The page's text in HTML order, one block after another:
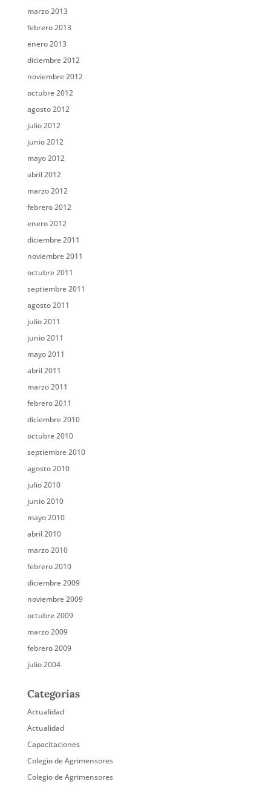
marzo 2013
febrero 2013
enero 2013
diciembre 2012
noviembre 2012
octubre 2012
agosto 2012
julio 2012
junio 2012
mayo 2012
abril 2012
marzo 2012
febrero 2012
enero 2012
diciembre 2011
noviembre 2011
octubre 2011
septiembre 2011
agosto 2011
julio 2011
junio 2011
mayo 2011
abril 2011
marzo 2011
febrero 2011
diciembre 2010
octubre 2010
septiembre 2010
agosto 2010
julio 2010
junio 2010
mayo 2010
abril 2010
marzo 2010
febrero 2010
diciembre 2009
noviembre 2009
octubre 2009
marzo 2009
febrero 2009
julio 2004
Categorías
Actualidad
Actualidad
Capacitaciones
Colegio de Agrimensores
Colegio de Agrimensores